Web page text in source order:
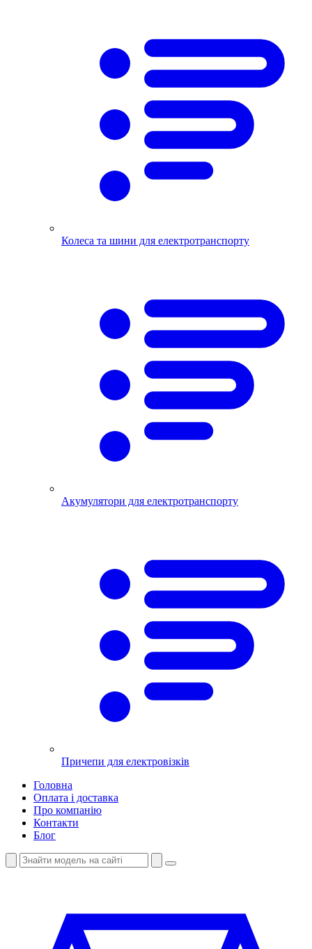
Колеса та шини для електротранспорту
Акумулятори для електротранспорту
Причепи для електровізків
Головна
Оплата і доставка
Про компанію
Контакти
Блог